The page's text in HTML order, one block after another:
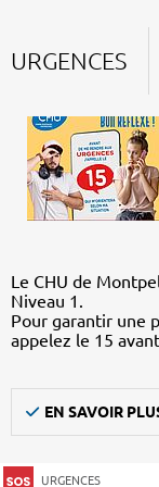
URGENCES
Le CHU de
Niveau 1.
Pour garantir une
appelez le 15
EN SAVOIR
URGENCES